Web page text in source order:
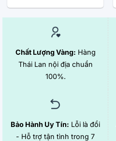
Chất Lượng Vàng: Hàng
Thái Lan nội địa chuẩn
100%.
Bảo Hành Uy Tín: Lỗi là đổi
- Hỗ trợ tận tình trong 7